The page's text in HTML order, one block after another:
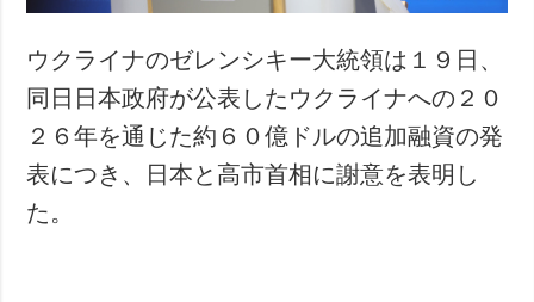
特集
インタビュー
写真
動画
購読
フォトバンク
ウクライナのゼレンシキー大統領は１９日、
同日日本政府が公表したウクライナへの２０
２６年を通じた約６０億ドルの追加融資の発
表につき、日本と高市首相に謝意を表明し
た。